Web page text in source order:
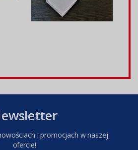
i promocjach w naszej
ofercie!